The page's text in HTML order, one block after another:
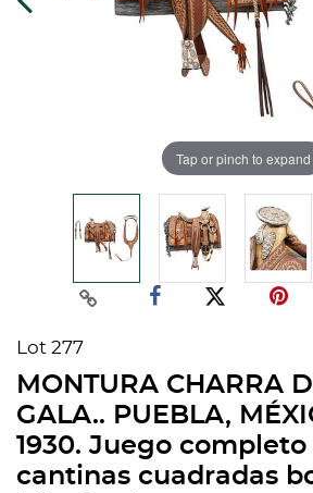
Tap or pinch to expand
Lot 277
MONTURA CHARRA
GALA.. PUEBLA,
1930. Juego
cantinas cuadradas